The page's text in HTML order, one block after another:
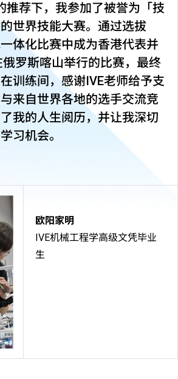
欧阳家明
IVE机械工程学高级文凭毕业
生
推荐下，我参加了被誉为「技
世界技能大赛。通过选拔
体化比赛中成为香港代表并
罗斯喀山举行的比赛，最终
训练间，感谢IVE老师给予支
来自世界各地的选手交流竞
我的人生阅历，并让我深切
习机会。